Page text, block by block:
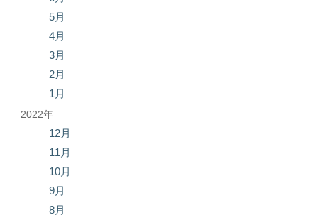
5月
4月
3月
2月
1月
2022年
12月
11月
10月
9月
8月